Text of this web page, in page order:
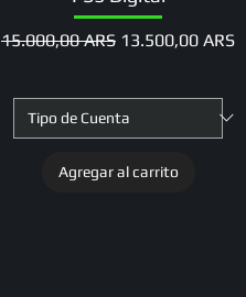
Precio
15.000,00 ARS Precio de oferta
13.500,00 ARS
Agregar al carrito